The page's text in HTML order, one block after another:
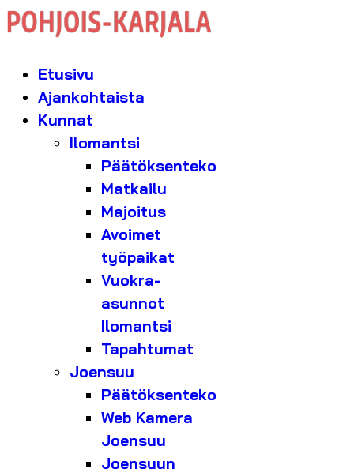
Etusivu
Ajankohtaista
Kunnat
Ilomantsi
Päätöksenteko
Matkailu
Majoitus
Avoimet
työpaikat
Vuokra-
asunnot
Ilomantsi
Tapahtumat
Joensuu
Päätöksenteko
Web Kamera
Joensuu
Joensuun